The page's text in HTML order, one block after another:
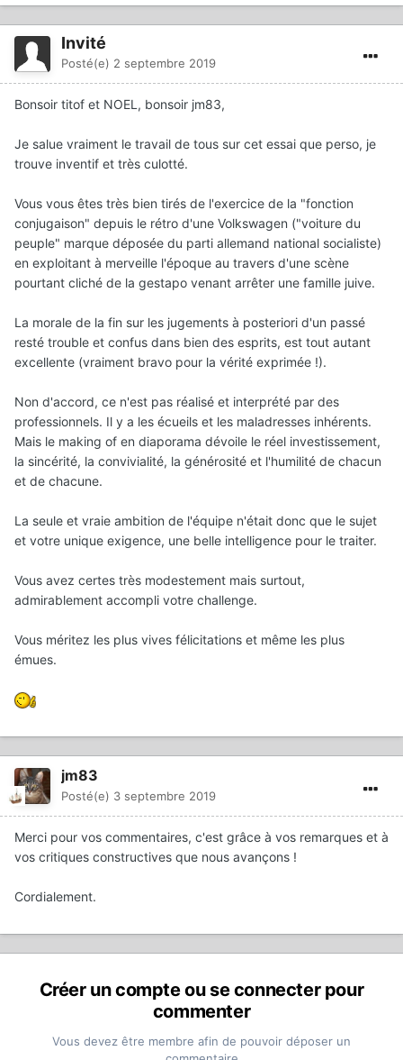
Invité
Posté(e) 2 septembre 2019
Bonsoir titof et NOEL, bonsoir jm83,
Je salue vraiment le travail de tous sur cet essai que perso, je
trouve inventif et très culotté.
Vous vous êtes très bien tirés de l'exercice de la "fonction
conjugaison" depuis le rétro d'une Volkswagen ("voiture du
peuple" marque déposée du parti allemand national socialiste)
en exploitant à merveille l'époque au travers d'une scène
pourtant cliché de la gestapo venant arrêter une famille juive.
La morale de la fin sur les jugements à posteriori d'un passé
resté trouble et confus dans bien des esprits, est tout autant
excellente (vraiment bravo pour la vérité exprimée !).
Non d'accord, ce n'est pas réalisé et interprété par des
professionnels. Il y a les écueils et les maladresses inhérents.
Mais le making of en diaporama dévoile le réel investissement,
la sincérité, la convivialité, la générosité et l'humilité de chacun
et de chacune.
La seule et vraie ambition de l'équipe n'était donc que le sujet
et votre unique exigence, une belle intelligence pour le traiter.
Vous avez certes très modestement mais surtout,
admirablement accompli votre challenge.
Vous méritez les plus vives félicitations et même les plus
émues.
jm83
Posté(e) 3 septembre 2019
Merci pour vos commentaires, c'est grâce à vos remarques et à
vos critiques constructives que nous avançons !
Cordialement.
Créer un compte ou se connecter pour
commenter
Vous devez être membre afin de pouvoir déposer un